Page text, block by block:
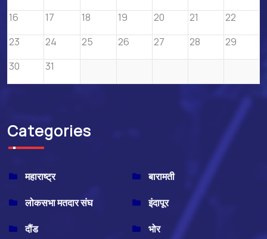
16
17 18 19 20 21
22
23
24 25 26 27 28
29
30
31
Categories
महाराष्ट्र
बारामती
लोकसभा मतदार संघ
इंदापूर
दौंड
भोर